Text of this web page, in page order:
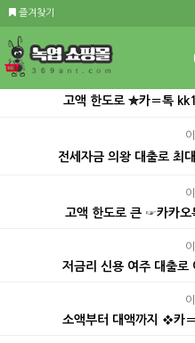
즐겨찾기
고액 한도로 ✮카〓톡
전세자금 의왕 대출로
고액 한도로 큰 ☞카카
저금리 신용 여주 대출
소액부터 대액까지 ❖